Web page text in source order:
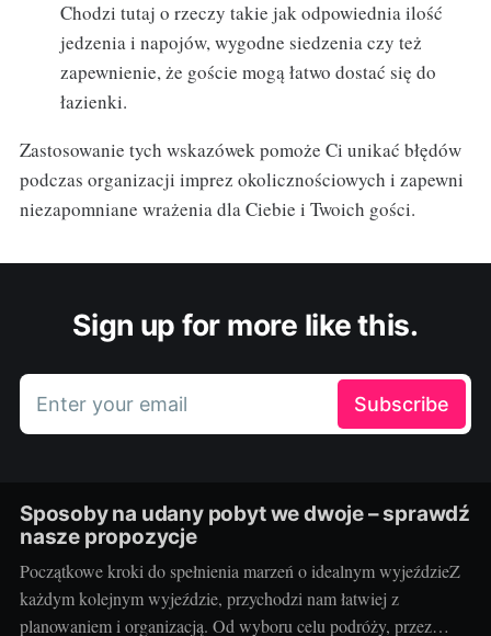
Chodzi tutaj o rzeczy takie jak odpowiednia ilość
jedzenia i napojów, wygodne siedzenia czy też
zapewnienie, że goście mogą łatwo dostać się do
łazienki.
Zastosowanie tych wskazówek pomoże Ci unikać błędów
podczas organizacji imprez okolicznościowych i zapewni
niezapomniane wrażenia dla Ciebie i Twoich gości.
Sign up for more like this.
Enter your email Subscribe
Sposoby na udany pobyt we dwoje – sprawdź
nasze propozycje
Początkowe kroki do spełnienia marzeń o idealnym wyjeździeZ
każdym kolejnym wyjeździe, przychodzi nam łatwiej z
planowaniem i organizacją. Od wyboru celu podróży, przez